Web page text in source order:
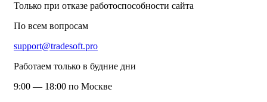
Только при отказе работоспособности сайта
По всем вопросам
support@tradesoft.pro
Работаем только в будние дни
9:00 — 18:00 по Москве